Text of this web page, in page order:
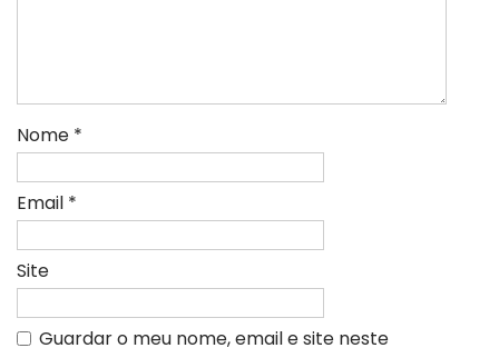
Nome *
Email *
Site
Guardar o meu nome, email e site neste